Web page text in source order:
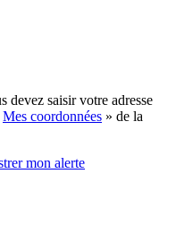
devez saisir votre adresse
Mes coordonnées » de la
mon alerte